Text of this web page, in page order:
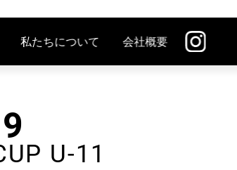
私たちについて 会社概要
U-11